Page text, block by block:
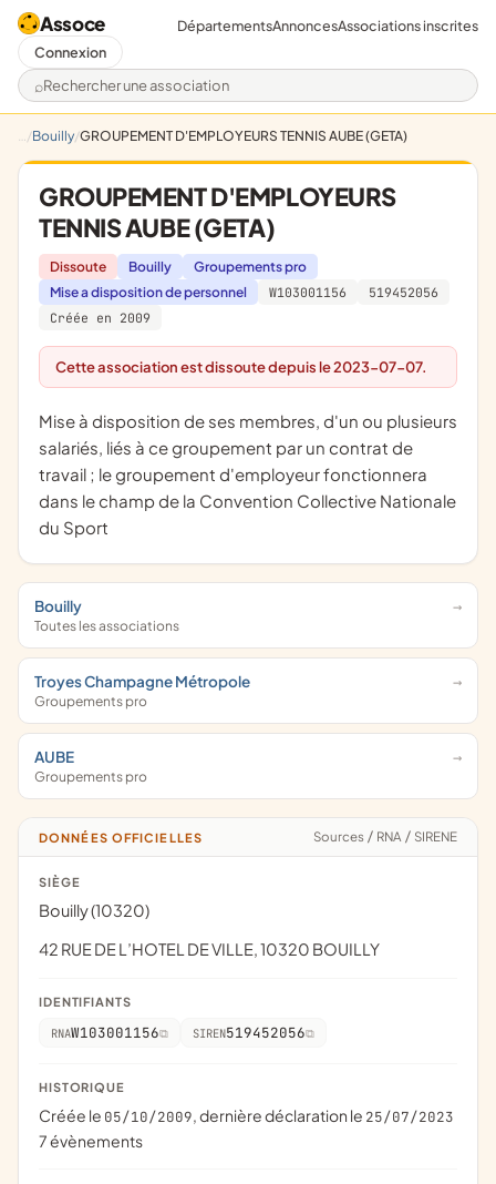
Assoce
Rechercher une association
DépartementsAnnoncesAssociations inscrites
Connexion
Bouilly GROUPEMENT D'EMPLOYEURS TENNIS AUBE (GETA)
GROUPEMENT D'EMPLOYEURS
TENNIS AUBE (GETA)
Dissoute Bouilly
Groupements pro
Mise a disposition de personnel
W103001156
519452056
Créée en 2009
Cette association est dissoute depuis le 2023-07-07.
mise à disposition de ses membres, d'un ou plusieurs
salariés, liés à ce groupement par un contrat de
travail ; le groupement d'employeur fonctionnera
dans le champ de la Convention Collective Nationale
du Sport
Bouilly
Toutes les associations
Troyes Champagne Métropole
Groupements pro
AUBE
Groupements pro
DONNÉES OFFICIELLES Sources / RNA / SIRENE
SIÈGE
Bouilly (10320)
42 RUE DE L’HOTEL DE VILLE, 10320 BOUILLY
IDENTIFIANTS
RNAW103001156 SIREN519452056
HISTORIQUE
Créée le 05/10/2009, dernière déclaration le 25/07/2023
7 évènements